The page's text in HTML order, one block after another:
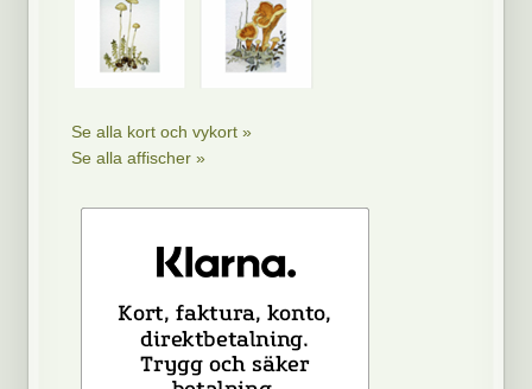
Se alla kort och vykort »
Se alla affischer »